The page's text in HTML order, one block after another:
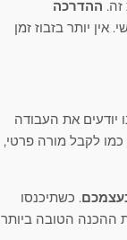
ההדרכה
יותר בזבוז זמן
יודעים את העבודה
לקבל מורה פרטי,
. כשתיכנסו
ההכנה הטובה ביותר